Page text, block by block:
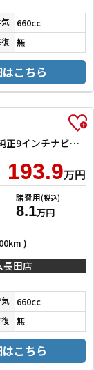
660cc
無
こちら
ハイブリッドXZ スズキセーフティサポート 純正9インチナビ TV Bluetooth対応 全方位カメラ 両側自動ドア ヘッドアップディスプレイ アダプティブクルーズコントロール ステアリングヒーター LEDヘッドライ
193.9万円
諸費用(税込)
8.1万円
)
長田店
660cc
無
こちら